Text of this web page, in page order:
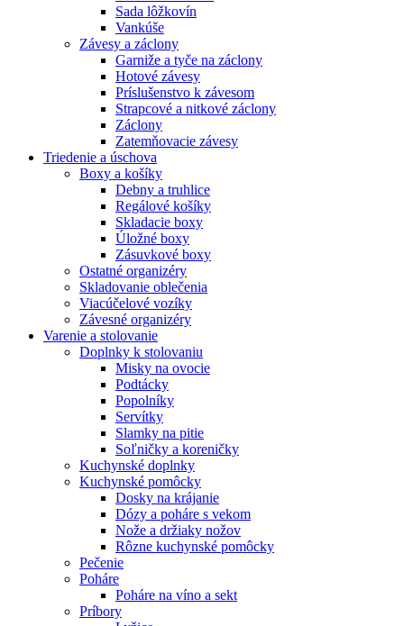
Sada lôžkovín
Vankúše
Závesy a záclony
Garniže a tyče na záclony
Hotové závesy
Príslušenstvo k závesom
Strapcové a nitkové záclony
Záclony
Zatemňovacie závesy
Triedenie a úschova
Boxy a košíky
Debny a truhlice
Regálové košíky
Skladacie boxy
Úložné boxy
Zásuvkové boxy
Ostatné organizéry
Skladovanie oblečenia
Viacúčelové vozíky
Závesné organizéry
Varenie a stolovanie
Doplnky k stolovaniu
Misky na ovocie
Podtácky
Popolníky
Servítky
Slamky na pitie
Soľničky a koreničky
Kuchynské doplnky
Kuchynské pomôcky
Dosky na krájanie
Dózy a poháre s vekom
Nože a držiaky nožov
Rôzne kuchynské pomôcky
Pečenie
Poháre
Poháre na víno a sekt
Príbory